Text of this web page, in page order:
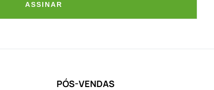
ASSINAR
PÓS-VENDAS